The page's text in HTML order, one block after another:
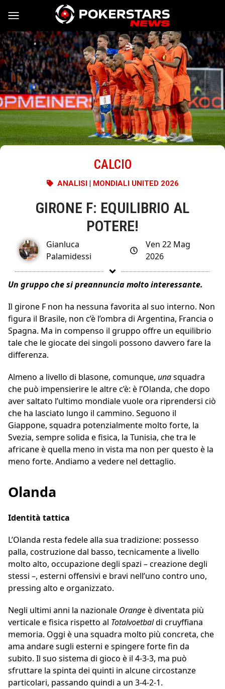
Vai al contenuto
CALCIO
ANALISI| MONDIALI UNITED 2026
GIRONE F: EQUILIBRIO AL
POTERE!
Gianluca
Palamidessi
Ven 22 Mag
2026
Un gruppo che si preannuncia molto interessante.
Il girone F non ha nessuna favorita al suo interno. Non
figura il Brasile, non c’è l’ombra di Argentina, Francia o
Spagna. Ma in compenso il gruppo offre un equilibrio
tale che le giocate dei singoli possono davvero fare la
differenza.
Almeno a livello di blasone, comunque, unasquadra
che può impensierire le altre c’è: è l’Olanda, che dopo
aver saltato l’ultimo mondiale vuole ora riprendersi ciò
che ha lasciato lungo il cammino. Seguono il
Giappone, squadra potenzialmente molto forte, la
Svezia, sempre solida e fisica, la Tunisia, che tra le
africane è quella meno in vista ma non per questo è la
meno forte. Andiamo a vedere nel dettaglio.
Olanda
Identità tattica
L’Olanda resta fedele alla sua tradizione: possesso
palla, costruzione dal basso, tecnicamente a livello
molto alto, occupazione degli spazi – creazione degli
stessi –, esterni offensivi e bravi nell’uno contro uno,
pressing alto e organizzato.
Negli ultimi anni la nazionale Orangeè diventata più
verticale e fisica rispetto al Totalvoetbaldi cruyffiana
memoria. Oggi è una squadra molto più concreta, che
ama andare sugli esterni e spingere forte fin da
subito. Il suo sistema di gioco è il 4-3-3, ma può
sfruttare la spinta dei quinti in alcune circostanze
particolari, passando quindi a un 3-4-2-1.